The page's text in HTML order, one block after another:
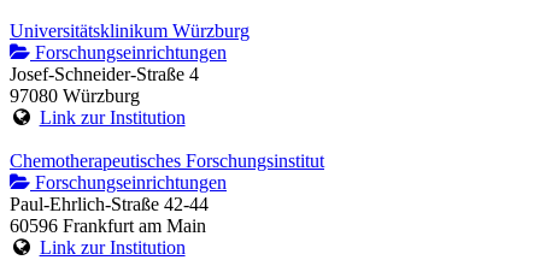
Universitätsklinikum Würzburg
Forschungseinrichtungen
Josef-Schneider-Straße 4
97080 Würzburg
Link zur Institution
Chemotherapeutisches Forschungsinstitut
Forschungseinrichtungen
Paul-Ehrlich-Straße 42-44
60596 Frankfurt am Main
Link zur Institution